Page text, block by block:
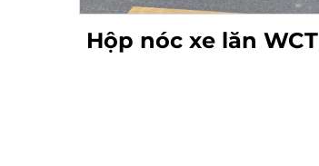
Hộp nóc xe lăn WCT